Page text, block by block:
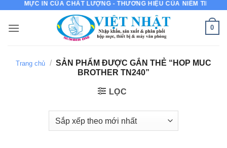
nội
MỰC IN CỦA CHẤT LƯỢNG - THƯƠNG HIỆU CỦA NIỀM TIN
0
Trang chủ / SẢN PHẨM ĐƯỢC GẮN THẺ “HOP MUC
BROTHER TN240”
LỌC